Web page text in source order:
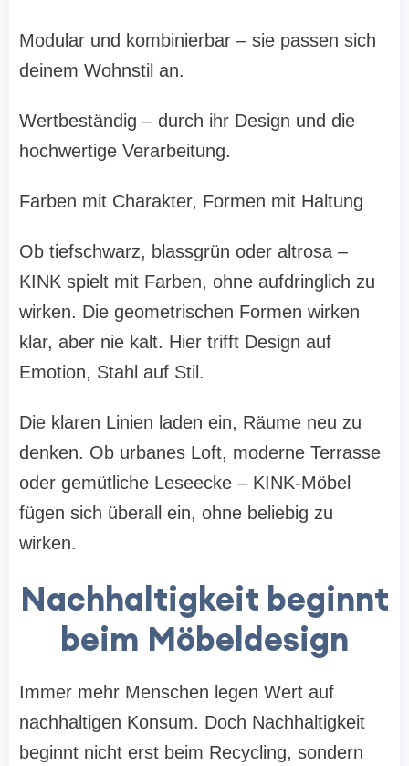
Modular und kombinierbar – sie passen sich
deinem Wohnstil an.
Wertbeständig – durch ihr Design und die
hochwertige Verarbeitung.
Farben mit Charakter, Formen mit Haltung
Ob tiefschwarz, blassgrün oder altrosa –
KINK spielt mit Farben, ohne aufdringlich zu
wirken. Die geometrischen Formen wirken
klar, aber nie kalt. Hier trifft Design auf
Emotion, Stahl auf Stil.
Die klaren Linien laden ein, Räume neu zu
denken. Ob urbanes Loft, moderne Terrasse
oder gemütliche Leseecke – KINK-Möbel
fügen sich überall ein, ohne beliebig zu
wirken.
Nachhaltigkeit beginnt
beim Möbeldesign
Immer mehr Menschen legen Wert auf
nachhaltigen Konsum. Doch Nachhaltigkeit
beginnt nicht erst beim Recycling, sondern